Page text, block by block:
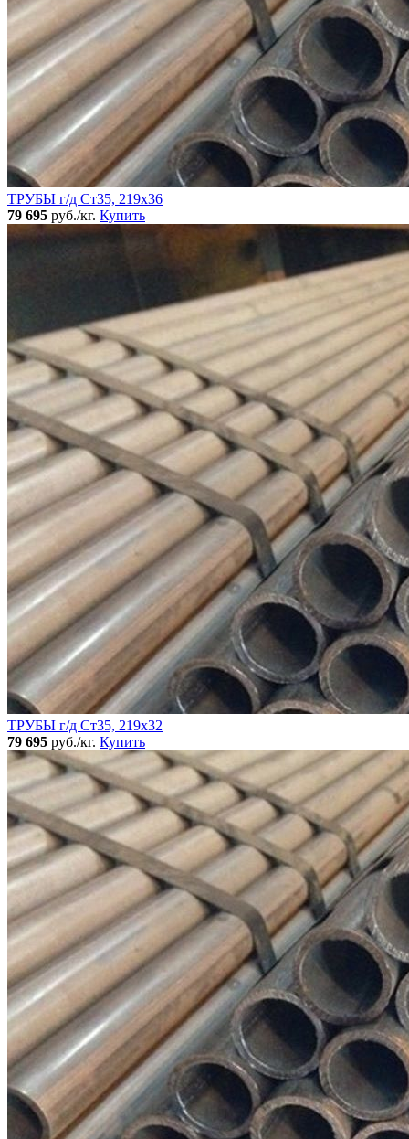
ТРУБЫ г/д Ст35, 219х36
79 695 руб./кг. Купить
ТРУБЫ г/д Ст35, 219х32
79 695 руб./кг. Купить